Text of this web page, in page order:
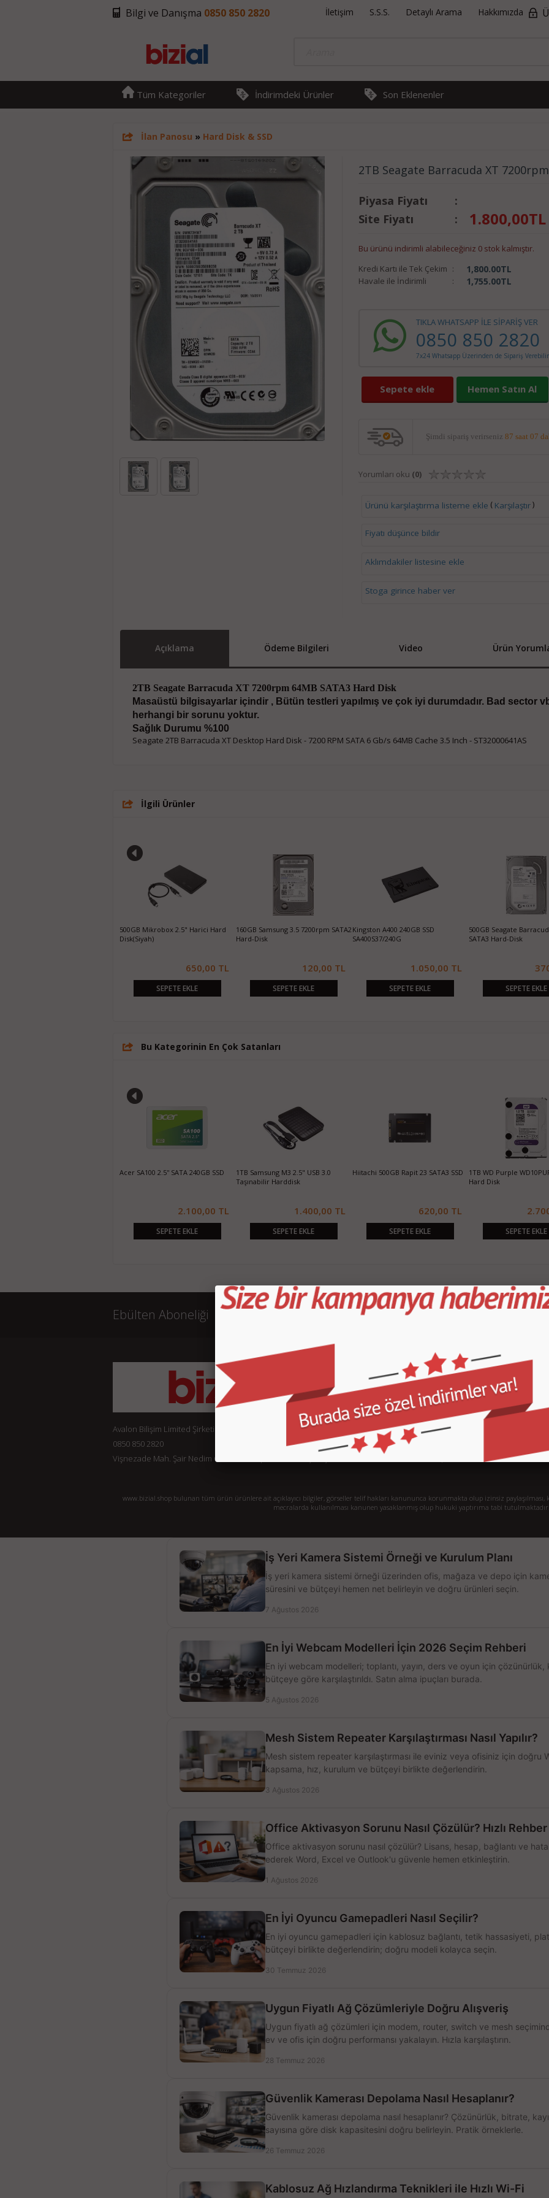
Bilgi ve Danışma 0850 850 2820 İletişim S.S.S. Detaylı Arama Hakkımızda
Tüm Kategoriler İndirimdeki Ürünler Son Eklenenler
İlan Panosu » Hard Disk & SSD
2TB Seagate Barracuda XT
Piyasa Fiyatı
:
Site Fiyatı
: 1.800,00TL
Bu ürünü indirimli alabileceğiniz 0 stok kalmıştır.
Kredi Kartı ile Tek Çekim : 1,800.00TL
Havale ile İndirimli : 1,755.00TL
TIKLA WHATSAPP İLE SİPARİŞ VER
0850 850 2820
7x24 Whatsapp Üzerinden de Sipariş
Sepete ekle Hemen Satın Al
Şimdi sipariş verirseniz 87 saat 07
Yorumları oku (0)
Ürünü karşılaştırma listeme ekle ( Karşılaştır)
Fiyatı düşünce bildir
Aklımdakiler listesine ekle
Stoga girince haber ver
Açıklama Ödeme Bilgileri Video Ürün
2TB Seagate Barracuda XT 7200rpm 64MB SATA3 Hard Disk
Masaüstü bilgisayarlar içindir , Bütün testleri yapılmış ve çok iyi durumdadır. Bad sector
herhangi bir sorunu yoktur.
Sağlık Durumu %100
Seagate 2TB Barracuda XT Desktop Hard Disk - 7200 RPM SATA 6 Gb/s 64MB Cache 3.5 Inch - ST32000641AS
İlgili Ürünler
500GB Mikrobox 2.5" Harici Hard
Disk(Siyah)
650,00 TL
SEPETE EKLE
160GB Samsung 3.5 7200rpm SATA2
Hard-Disk
120,00 TL
SEPETE EKLE
Kingston A400 240GB SSD
SA400S37/240G
1.050,00 TL
SEPETE EKLE
500GB Seagate
SATA3 Hard-Disk
SEPETE EKLE
Bu Kategorinin En Çok Satanları
Acer SA100 2.5'' SATA 240GB SSD
2.100,00 TL
SEPETE EKLE
1TB Samsung M3 2.5" USB 3.0
Taşınabilir Harddisk
1.400,00 TL
SEPETE EKLE
Hiitachi 500GB Rapit 23 SATA3 SSD
620,00 TL
SEPETE EKLE
1TB WD Purple
Hard Disk
SEPETE EKLE
Ebülten Aboneliği
Avalon Bilişim Limited Şirketi
0850 850 2820
Vişnezade Mah. Şair Nedim Cad. Konak Ap. No:77/1 Beşiktaş - İstanbul
KURUMSAL
İletişim
Sipariş Takibi
Gizlilik ve Kullanım Şartları
Kargo ve Taşıma Bilgileri
Garanti ve İade
www.bizial.shop bulunan tüm ürün ürünlere ait açıklayıcı bilgiler, görseller telif hakları kanununca korunmakta olup izinsiz paylaşılması,
mecralarda kullanılması kanunen yasaklanmış olup hukuki yaptırıma tabi tutulmaktadır.
İş Yeri Kamera Sistemi Örneği ve Kurulum Planı
İş yeri kamera sistemi örneği üzerinden ofis, mağaza ve depo için
süresini ve bütçeyi hemen net belirleyin ve doğru ürünleri seçin.
7 Ağustos 2026
En İyi Webcam Modelleri İçin 2026 Seçim Rehberi
En iyi webcam modelleri; toplantı, yayın, ders ve oyun için çözünürlük,
bütçeye göre karşılaştırıldı. Satın alma ipuçları burada.
5 Ağustos 2026
Mesh Sistem Repeater Karşılaştırması Nasıl Yapılır?
Mesh sistem repeater karşılaştırması ile eviniz veya ofisiniz için doğru
kapsama, hız, kurulum ve bütçeyi birlikte değerlendirin.
3 Ağustos 2026
Office Aktivasyon Sorunu Nasıl Çözülür? Hızlı Rehber
Office aktivasyon sorunu nasıl çözülür? Lisans, hesap, bağlantı ve hata
ederek Word, Excel ve Outlook'u güvenle hemen etkinleştirin.
1 Ağustos 2026
En İyi Oyuncu Gamepadleri Nasıl Seçilir?
En iyi oyuncu gamepadleri için kablosuz bağlantı, tetik hassasiyeti,
bütçeyi birlikte değerlendirin; doğru modeli kolayca seçin.
30 Temmuz 2026
Uygun Fiyatlı Ağ Çözümleriyle Doğru Alışveriş
Uygun fiyatlı ağ çözümleri için modem, router, switch ve mesh
ev ve ofis için doğru performansı yakalayın. Hızla karşılaştırın.
28 Temmuz 2026
Güvenlik Kamerası Depolama Nasıl Hesaplanır?
Güvenlik kamerası depolama nasıl hesaplanır? Çözünürlük, bitrate,
sayısına göre disk kapasitesini doğru belirleyin. Pratik örneklerle.
26 Temmuz 2026
Kablosuz Ağ Hızlandırma Teknikleri ile Hızlı Wi-Fi